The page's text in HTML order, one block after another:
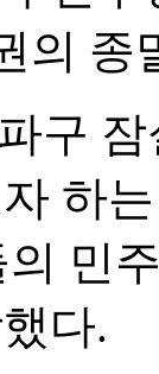
의
구
하
민
다.